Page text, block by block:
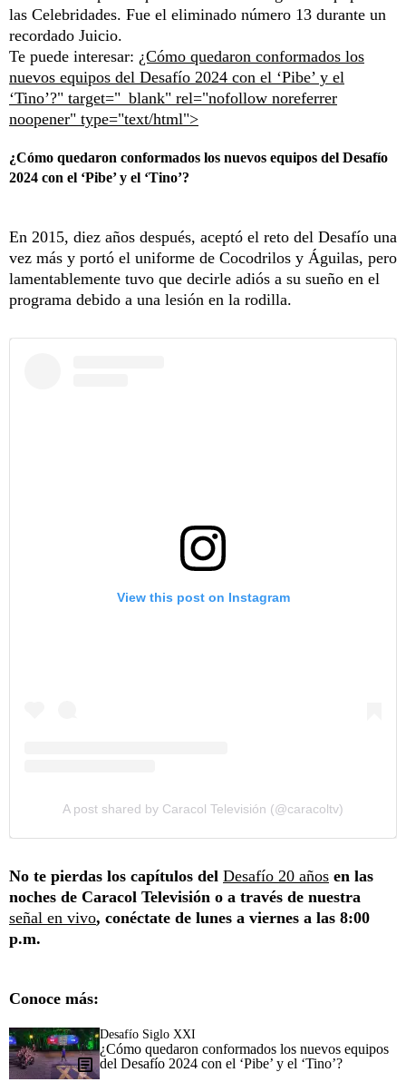
las Celebridades. Fue el eliminado número 13 durante un
recordado Juicio.
Te puede interesar: ¿Cómo quedaron conformados los
nuevos equipos del Desafío 2024 con el ‘Pibe’ y el
‘Tino’?" target="_blank" rel="nofollow noreferrer
noopener" type="text/html">
¿Cómo quedaron conformados los nuevos equipos del Desafío
2024 con el ‘Pibe’ y el ‘Tino’?
En 2015, diez años después, aceptó el reto del Desafío una
vez más y portó el uniforme de Cocodrilos y Águilas, pero
lamentablemente tuvo que decirle adiós a su sueño en el
programa debido a una lesión en la rodilla.
View this post on Instagram
A post shared by Caracol Televisión (@caracoltv)
No te pierdas los capítulos del Desafío 20 años en las
noches de Caracol Televisión o a través de nuestra
señal en vivo, conéctate de lunes a viernes a las 8:00
p.m.
Conoce más:
Desafío Siglo XXI
¿Cómo quedaron conformados los nuevos equipos
del Desafío 2024 con el ‘Pibe’ y el ‘Tino’?